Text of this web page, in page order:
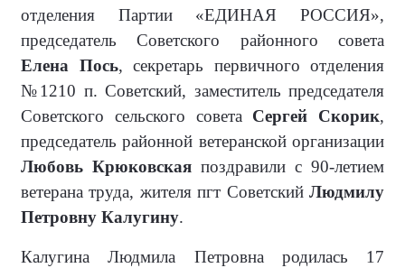
отделения Партии «ЕДИНАЯ РОССИЯ»,
председатель Советского районного совета
Елена Пось, секретарь первичного отделения
№1210 п. Советский, заместитель председателя
Советского сельского совета Сергей Скорик,
председатель районной ветеранской организации
Любовь Крюковская поздравили с 90-летием
ветерана труда, жителя пгт Советский Людмилу
Петровну Калугину.
Калугина Людмила Петровна родилась 17